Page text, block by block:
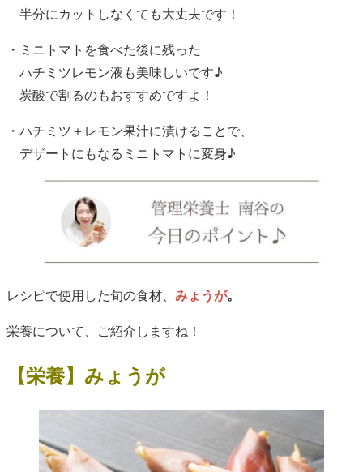
半分にカットしなくても大丈夫です！
・ミニトマトを食べた後に残った
ハチミツレモン液も美味しいです♪
炭酸で割るのもおすすめですよ！
・ハチミツ＋レモン果汁に漬けることで、
デザートにもなるミニトマトに変身♪
レシピで使用した旬の食材、 みょうが。
栄養について、ご紹介しますね！
【栄養】みょうが